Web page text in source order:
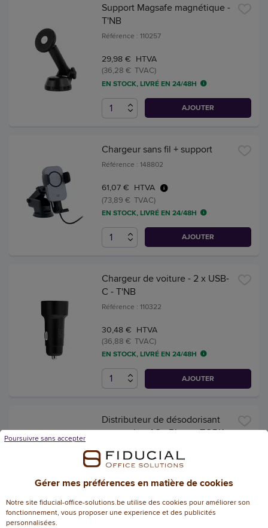
Support Magsafe magnétique -
T'NB
Référence : 110257
29,98 € HTVA
(36,28 € TVAC)
EN STOCK, LIVRÉ EN 24/48H
AJOUTER
Chargeur sans fil + support
Référence : 148802
61,07 € HTVA
(73,89 € TVAC)
EN STOCK, LIVRÉ EN 24/48H
AJOUTER
Chargeur de voiture - 2 x USB-
C - T'NB
Référence : 110322
30,48 € HTVA
(36,88 € TVAC)
EN STOCK, LIVRÉ EN 24/48H
AJOUTER
Distributeur de désodorisant
en continu A3 - Blanc - TORK
111,57 € HTVA
(135,00 € TVAC)
AJOUTER
Gérer mes préférences en matière de cookies
Notre site fiducial-office-solutions.be utilise des cookies pour améliorer son
fonctionnement, vous proposer une experience et des publicités
personnalisées.
Poursuivre sans accepter